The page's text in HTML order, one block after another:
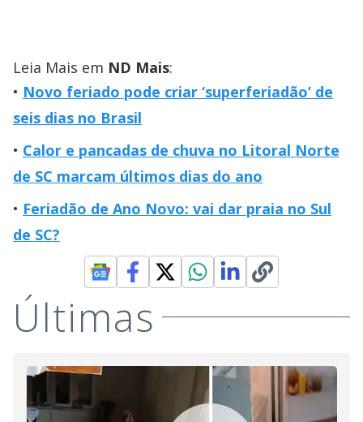
Leia Mais em ND Mais:
Novo feriado pode criar ‘superferiadão’ de
seis dias no Brasil
Calor e pancadas de chuva no Litoral Norte
de SC marcam últimos dias do ano
Feriadão de Ano Novo: vai dar praia no Sul
de SC?
Últimas